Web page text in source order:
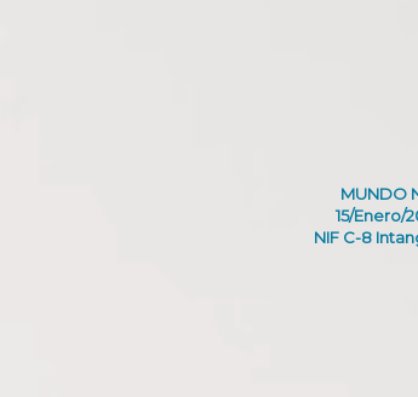
MUNDO
15/Enero/
NIF C-8